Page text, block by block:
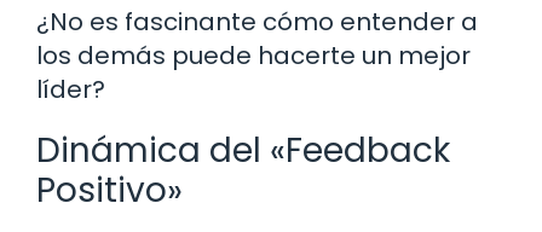
¿No es fascinante cómo entender a
los demás puede hacerte un mejor
líder?
Dinámica del «Feedback
Positivo»